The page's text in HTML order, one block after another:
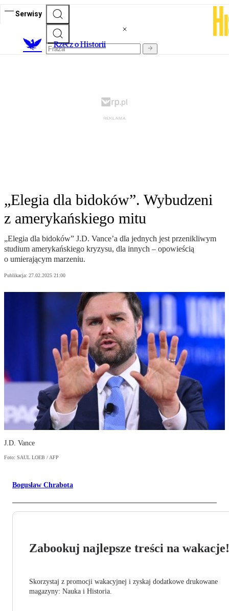
Serwisy
Rzecz o Historii
„Elegia dla bidoków”. Wybudzeni
z amerykańskiego mitu
„Elegia dla bidoków” J.D. Vance’a dla jednych jest przenikliwym
studium amerykańskiego kryzysu, dla innych – opowieścią
o umierającym marzeniu.
Publikacja: 27.02.2025 21:00
J.D. Vance
Foto: SAUL LOEB / AFP
Bogusław Chrabota
Zabookuj najlepsze treści na wakacje!
Skorzystaj z promocji wakacyjnej i zyskaj dodatkowe drukowane
magazyny: Nauka i Historia.